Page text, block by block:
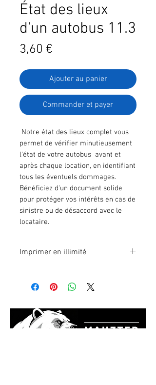
État des lieux
d'un autobus 11.3
3,60 €
Ajouter au panier
Commander et payer
Notre état des lieux complet vous
permet de vérifier minutieusement
l'état de votre autobus avant et
après chaque location, en identifiant
tous les éventuels dommages.
Bénéficiez d'un document solide
pour protéger vos intérêts en cas de
sinistre ou de désaccord avec le
locataire.
Imprimer en illimité
illimité. Pour 1 poste.
ligne, vous recevrez
immédiatement le lien du fichier à
télécharger.